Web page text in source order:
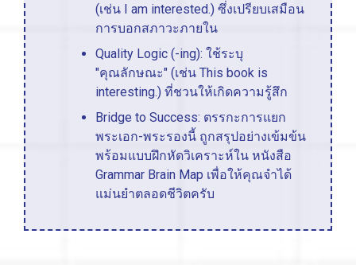
(เช่น I am interested.) ซึ่งเปรียบเสมือน
การบอกสภาวะภายใน
Quality Logic (-ing): ใช้ระบุ
"คุณลักษณะ" (เช่น This book is
interesting.) ที่ชวนให้เกิดความรู้สึก
Bridge to Success: ตรรกะการแยก
พระเอก-พระรองนี้ ถูกสรุปอย่างเข้มข้น
พร้อมแบบฝึกหัดวิเคราะห์ใน หนังสือ
Grammar Brain Map เพื่อให้คุณจำได้
แม่นยำตลอดชีวิตครับ